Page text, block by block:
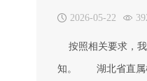
2026-05-22
按照相关要求，我
知。 湖北省直属机